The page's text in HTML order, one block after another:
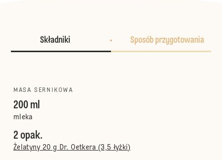
Składniki Sposób przygotowania
MASA SERNIKOWA
200 ml
mleka
2 opak.
Żelatyny 20 g Dr. Oetkera (3,5 łyżki)